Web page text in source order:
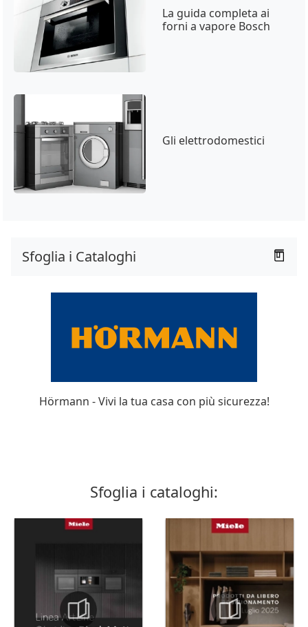
La guida completa ai
forni a vapore Bosch
Gli elettrodomestici
Sfoglia i Cataloghi
Hörmann - Vivi la tua casa con più sicurezza!
Sfoglia i cataloghi: